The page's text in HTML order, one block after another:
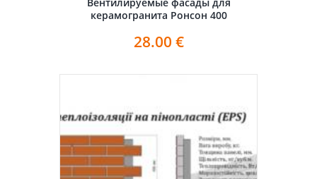
керамогранита Ронсон 400
28.00 €